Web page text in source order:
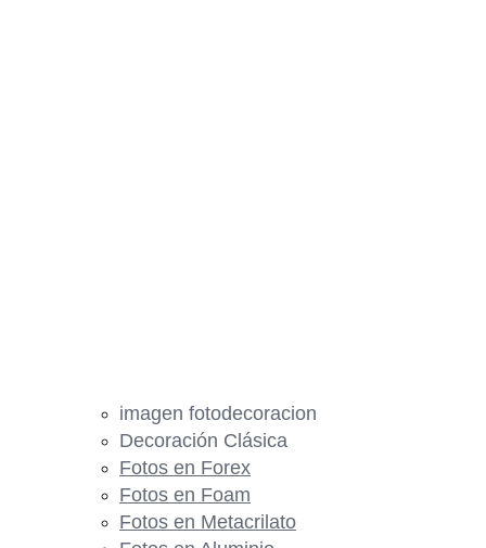
imagen fotodecoracion
Decoración Clásica
Fotos en Forex
Fotos en Foam
Fotos en Metacrilato